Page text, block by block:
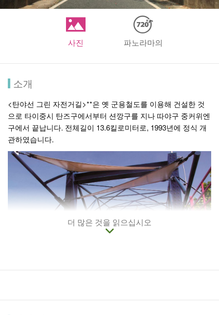
사진 파노라마의
소개
<탄야선 그린 자전거길>**은 옛 군용철도를 이용해 건설한 것
으로 타이중시 탄즈구에서부터 션깡구를 지나 따야구 중커위엔
구에서 끝납니다. 전체길이 13.6킬로미터로, 1993년에 정식 개
관하였습니다.
더 많은 것을 읽으십시오